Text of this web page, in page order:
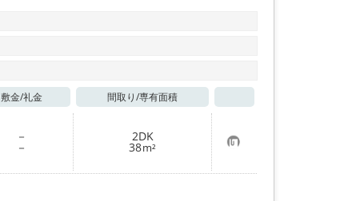
敷金/礼金 間取り/専有面積
－
－
2DK
38m² お
気
に